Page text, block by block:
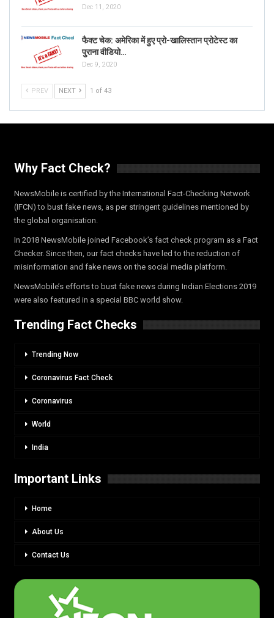
Dec 11, 2020
फैक्ट चेक: अमेरिका में हुए प्रो-खालिस्तान प्रोटेस्ट का
पुराना वीडियो…
Dec 9, 2020
PREV NEXT 1 of 43
Why Fact Check?
NewsMobile is certified by the International Fact-Checking Network
(IFCN) to bust fake news, as per stringent guidelines mentioned by
the global organisation.
In 2018 NewsMobile joined Facebook’s fact check program as a Fact
Checker. Since then, our fact checks have led to the reduction of
misinformation and fake news on the social media platform.
NewsMobile’s efforts to bust fake news during Indian Elections 2019
were also featured in a special BBC world show.
Trending Fact Checks
Trending Now
Coronavirus Fact Check
Coronavirus
World
India
Important Links
Home
About Us
Contact Us